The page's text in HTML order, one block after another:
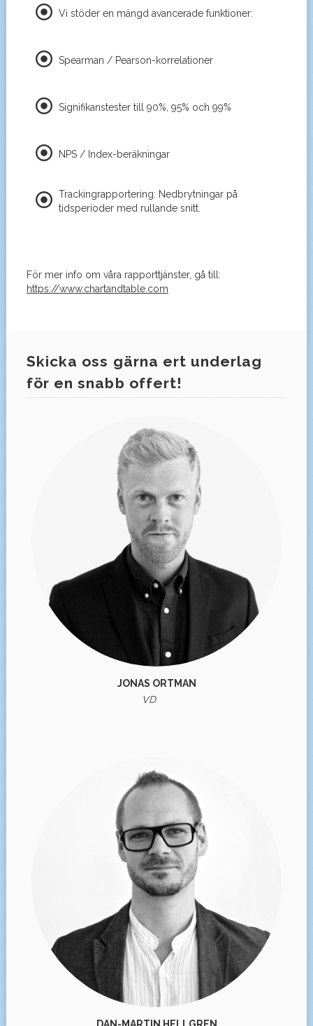
Vi stöder en mängd avancerade funktioner:
Spearman / Pearson-korrelationer
Signifikanstester till 90%, 95% och 99%
NPS / Index-beräkningar
Trackingrapportering: Nedbrytningar på
tidsperioder med rullande snitt.
För mer info om våra rapporttjänster, gå till:
https://www.chartandtable.com
Skicka oss gärna ert underlag
för en snabb offert!
JONAS ORTMAN
VD